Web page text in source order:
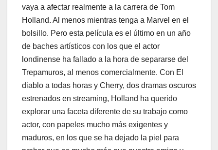
vaya a afectar realmente a la carrera de Tom
Holland. Al menos mientras tenga a Marvel en el
bolsillo. Pero esta película es el último en un año
de baches artísticos con los que el actor
londinense ha fallado a la hora de separarse del
Trepamuros, al menos comercialmente. Con El
diablo a todas horas y Cherry, dos dramas oscuros
estrenados en streaming, Holland ha querido
explorar una faceta diferente de su trabajo como
actor, con papeles mucho más exigentes y
maduros, en los que se ha dejado la piel para